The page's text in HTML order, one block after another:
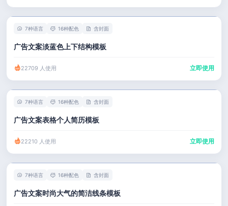
7种语言 16种配色 含封面
广告文案淡蓝色上下结构模板
22709 人使用 立即使用
7种语言 16种配色 含封面
广告文案表格个人简历模板
22210 人使用 立即使用
7种语言 16种配色 含封面
广告文案时尚大气的简洁线条模板